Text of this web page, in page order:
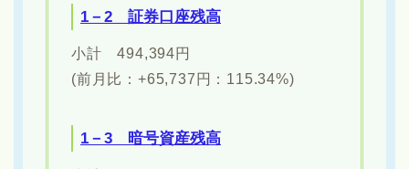
1－2 証券口座残高
小計 494,394円
(前月比：+65,737円：115.34%)
1－3 暗号資産残高